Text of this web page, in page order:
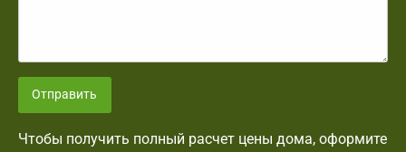
Отправить
Чтобы получить полный расчет цены дома, оформите